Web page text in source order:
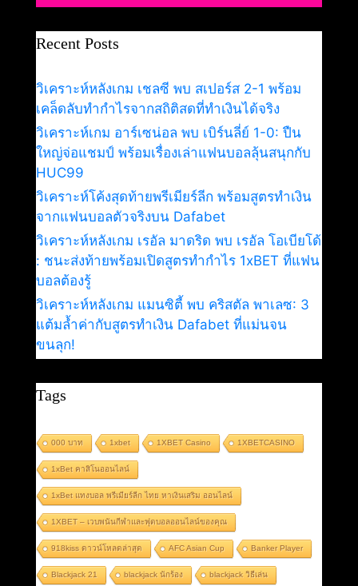
Recent Posts
วิเคราะห์หลังเกม เชลซี พบ สเปอร์ส 2-1 พร้อม
เคล็ดลับทำกำไรจากสถิติสดที่ทำเงินได้จริง
วิเคราะห์เกม อาร์เซน่อล พบ เบิร์นลี่ย์ 1-0: ปืน
ใหญ่จ่อแชมป์ พร้อมเรื่องเล่าแฟนบอลลุ้นสนุกกับ
HUC99
วิเคราะห์โค้งสุดท้ายพรีเมียร์ลีก พร้อมสูตรทำเงิน
จากแฟนบอลตัวจริงบน Dafabet
วิเคราะห์หลังเกม เรอัล มาดริด พบ เรอัล โอเบียโด้
: ชนะส่งท้ายพร้อมเปิดสูตรทำกำไร 1xBET ที่แฟน
บอลต้องรู้
วิเคราะห์หลังเกม แมนซิตี้ พบ คริสตัล พาเลซ: 3
แต้มล้ำค่ากับสูตรทำเงิน Dafabet ที่แม่นจน
ขนลุก!
Tags
000 บาท 1xbet 1XBET Casino 1XBETCASINO
1xBet คาสิโนออนไลน์
1xBet แทงบอล พรีเมียร์ลีก ไทย หาเงินเสริม ออนไลน์
1XBET – เวบพนันกีฬาและฟุตบอลออนไลน์ของคุณ
918kiss ดาวน์โหลดล่าสุด AFC Asian Cup Banker Player
Blackjack 21 blackjack นักร้อง blackjack วิธีเล่น